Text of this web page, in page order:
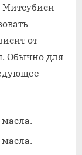
Митсубиси
от
Обычно для